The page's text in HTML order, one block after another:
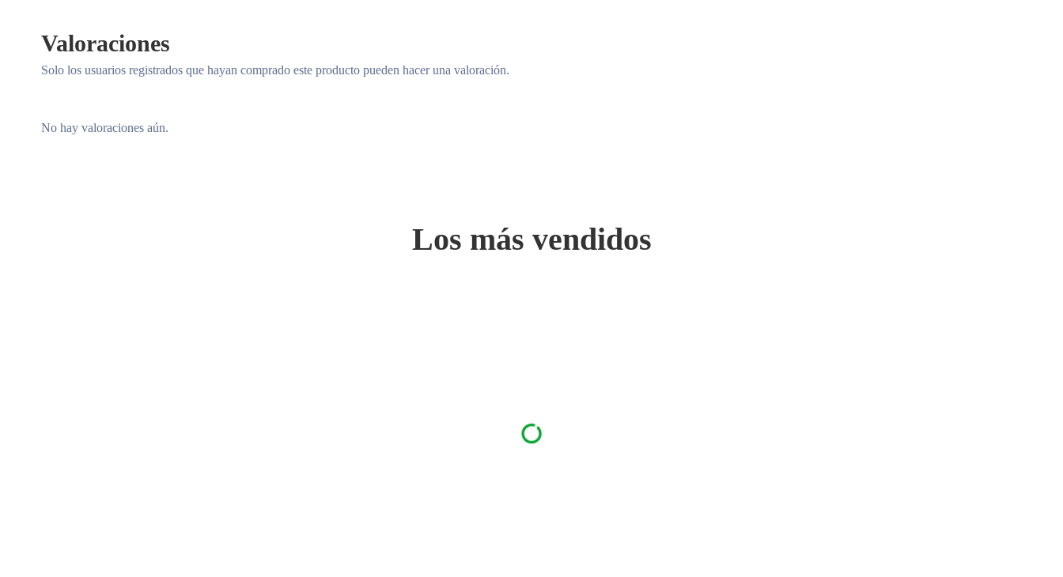
Valoraciones
No hay valoraciones aún.
Solo los usuarios registrados que hayan comprado este producto pueden hacer una valoración.
Los más vendidos